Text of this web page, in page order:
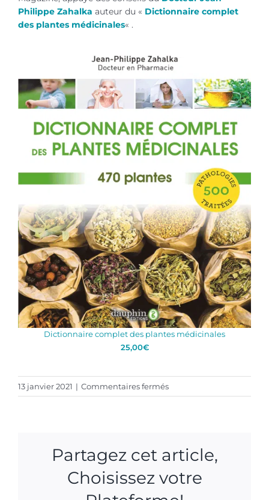
Philippe Zahalka auteur du « Dictionnaire complet
des plantes médicinales« .
Dictionnaire complet des plantes médicinales
25,00€
13 janvier 2021 | Commentaires ferméssur
Janvier
–
–
Partagez cet article,
Choisissez votre